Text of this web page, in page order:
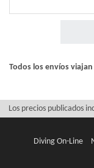
Todos los envíos
Los precios publicados
Diving On-Line